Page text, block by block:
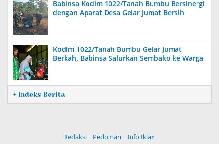
Babinsa Kodim 1022/Tanah Bumbu Bersinergi
dengan Aparat Desa Gelar Jumat Bersih
Kodim 1022/Tanah Bumbu Gelar Jumat
Berkah, Babinsa Salurkan Sembako ke Warga
+ Indeks Berita
Redaksi Pedoman Info Iklan